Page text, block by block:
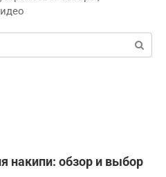
накипи: обзор и выбор